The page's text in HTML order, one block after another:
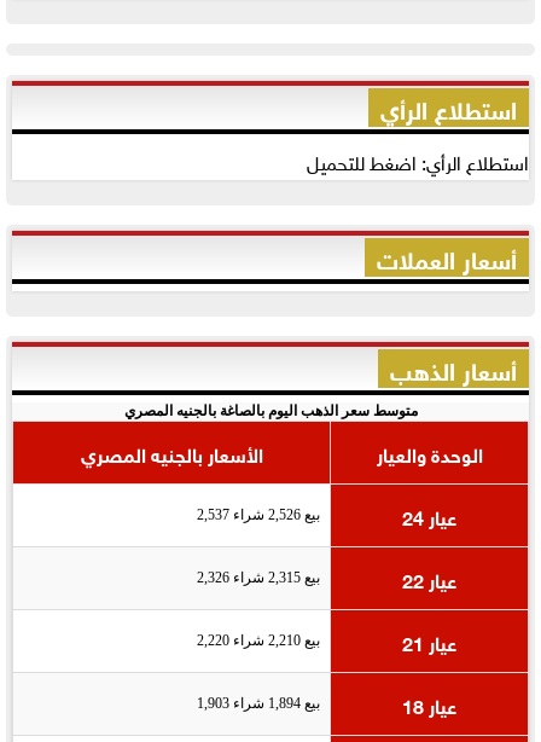
استطلاع الرأي
استطلاع الرأي: اضغط للتحميل
أسعار العملات
أسعار الذهب
متوسط سعر الذهب اليوم بالصاغة بالجنيه المصري
الوحدة والعيار
الأسعار بالجنيه المصري
عيار 24
بيع 2,526 شراء 2,537
عيار 22 بيع 2,315 شراء 2,326
عيار 21 بيع 2,210 شراء 2,220
عيار 18 بيع 1,894 شراء 1,903